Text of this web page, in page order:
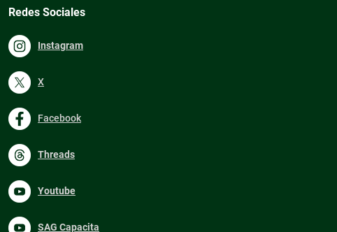
Redes Sociales
Instagram
X
Facebook
Threads
Youtube
SAG Capacita